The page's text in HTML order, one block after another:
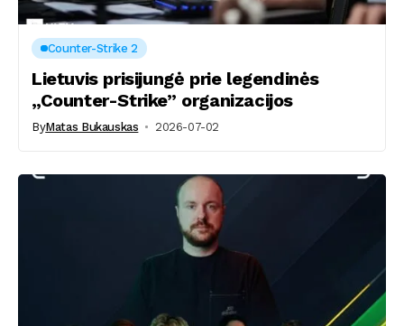
Counter-Strike 2
Lietuvis prisijungė prie legendinės
„Counter-Strike” organizacijos
ByMatas Bukauskas 2026-07-02